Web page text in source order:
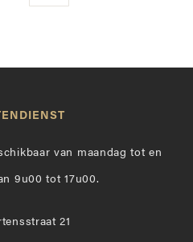
van maandag tot en
9u00 tot 17u00.
21